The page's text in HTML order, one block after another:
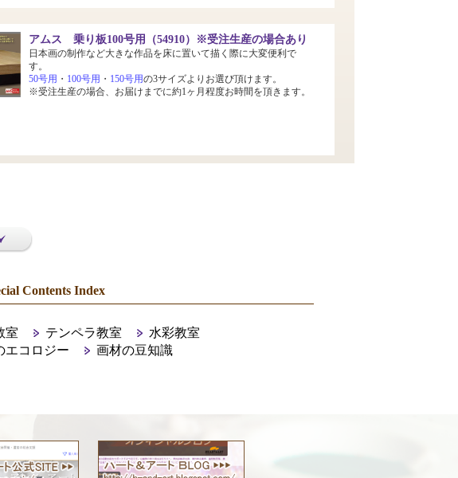
アムス 乗り板100号用（54910）※受注生産の場合あり
日本画の制作など大きな作品を床に置いて描く際に大変便利で
す。
50号用 ・ 100号用 ・ 150号用の3サイズよりお選び頂けます。
※受注生産の場合、お届けまでに約1ヶ月程度お時間を頂きます。
Contents Index
室 テンペラ教室
水彩教室
エコロジー
画材の豆知識